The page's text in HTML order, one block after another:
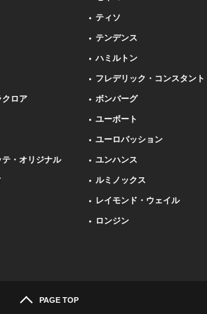
クロア
・オリジナル
ティソ
テンデンス
ハミルトン
フレデリック・コンスタント
ボンバーグ
ユーボート
ユーロパッション
ユンハンス
ルミノックス
レイモンド・ウェイル
ロンジン
PAGE TOP